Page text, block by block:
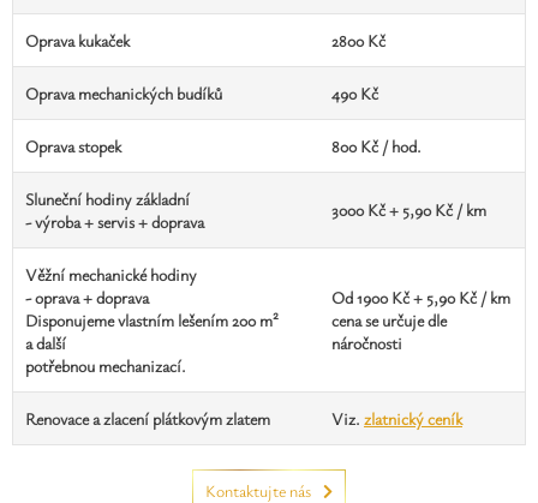
Oprava kukaček 2800 Kč
Oprava mechanických budíků 490 Kč
Oprava stopek 800 Kč / hod.
Sluneční hodiny základní
- výroba + servis + doprava
3000 Kč + 5,90 Kč / km
Věžní mechanické hodiny
- oprava + doprava
Disponujeme vlastním lešením 200 m²
a další
potřebnou mechanizací.
Od 1900 Kč + 5,90 Kč / km
cena se určuje dle
náročnosti
Renovace a zlacení plátkovým zlatem Viz. zlatnický ceník
Kontaktujte nás